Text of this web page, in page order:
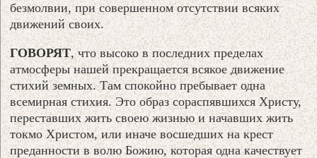
безмолвии, при совершенном отсутствии всяких
движений своих.
ГОВОРЯТ, что высоко в последних пределах
атмосферы нашей прекращается всякое движение
стихий земных. Там спокойно пребывает одна
всемирная стихия. Это образ сораспявшихся Христу,
переставших жить своею жизнью и начавших жить
токмо Христом, или иначе восшедших на крест
преданности в волю Божию, которая одна качествует